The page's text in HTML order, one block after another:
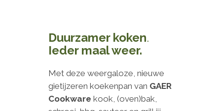
Duurzamer koken.
Ieder maal weer.
Met deze weergaloze, nieuwe
gietijzeren koekenpan van GAER
Cookware kook, (oven)bak,